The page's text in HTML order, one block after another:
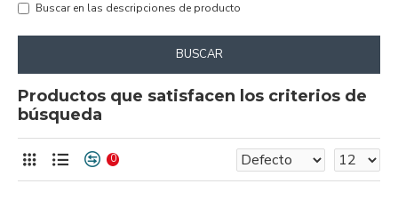
Buscar en las descripciones de producto
BUSCAR
Productos que satisfacen los criterios de
búsqueda
0